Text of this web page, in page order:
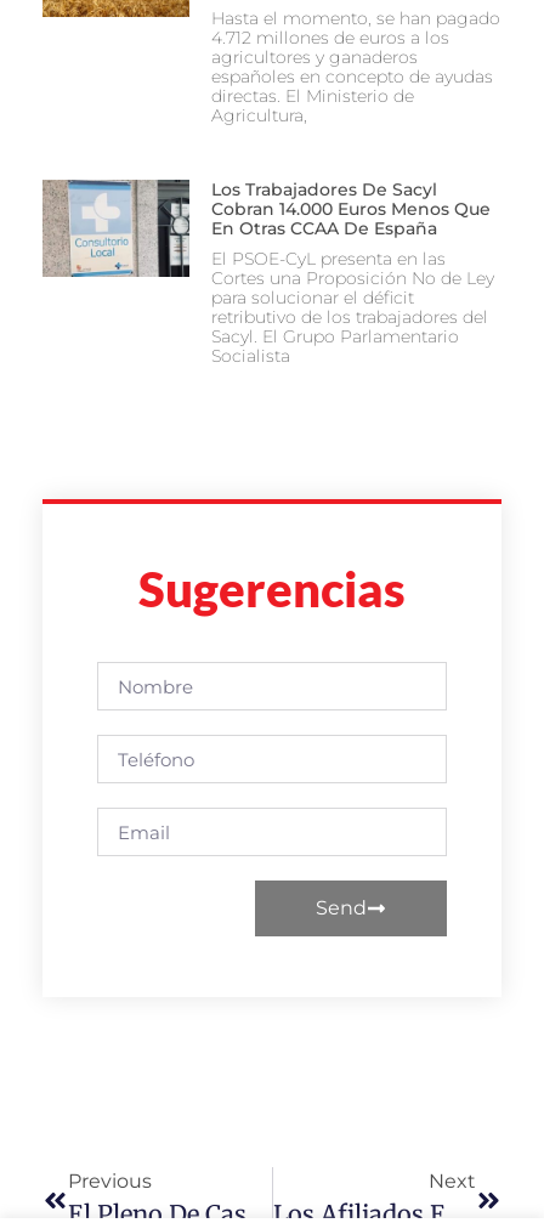
Hasta el momento, se han pagado
4.712 millones de euros a los
agricultores y ganaderos
españoles en concepto de ayudas
directas. El Ministerio de
Agricultura,
Los Trabajadores De Sacyl
Cobran 14.000 Euros Menos Que
En Otras CCAA De España
El PSOE-CyL presenta en las
Cortes una Proposición No de Ley
para solucionar el déficit
retributivo de los trabajadores del
Sacyl. El Grupo Parlamentario
Socialista
Sugerencias
Send
Previous Next